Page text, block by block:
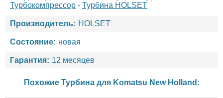
Турбокомпрессор - Турбина HOLSET
Производитель: HOLSET
Состояние: новая
Гарантия: 12 месяцев
Похожие Турбина для Komatsu New Holland :